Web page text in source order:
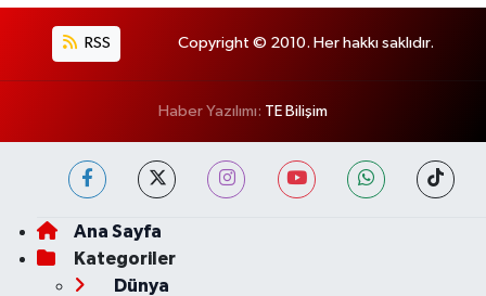
RSS Copyright © 2010. Her hakkı saklıdır.
Haber Yazılımı: TE Bilişim
Ana Sayfa
Kategoriler
Dünya